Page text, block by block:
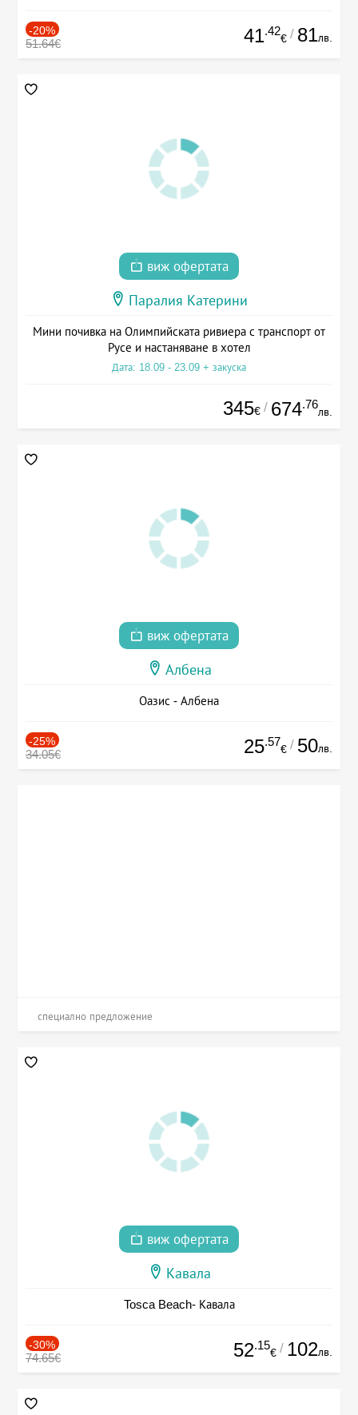
-20%
51.64€ 41.42
€ / 81лв.
виж офертата
Паралия Катерини
Мини почивка на Олимпийската ривиера с транспорт от
Русе и настаняване в хотел
Дата: 18.09 - 23.09 + закуска
345€ / 674.76
лв.
виж офертата
Албена
Оазис - Албена
-25%
34.05€ 25.57
€ / 50лв.
специално предложение
виж офертата
Кавала
Tosca Beach- Кавала
-30%
74.65€ 52.15
€ / 102лв.